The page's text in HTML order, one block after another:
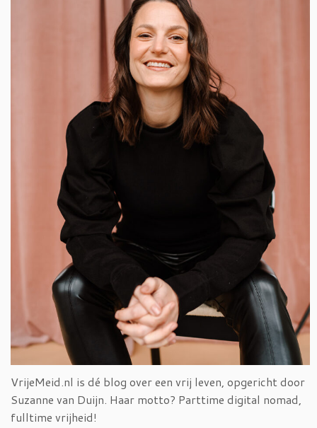
VrijeMeid.nl is dé blog over een vrij leven, opgericht door
Suzanne van Duijn. Haar motto? Parttime digital nomad,
fulltime vrijheid!